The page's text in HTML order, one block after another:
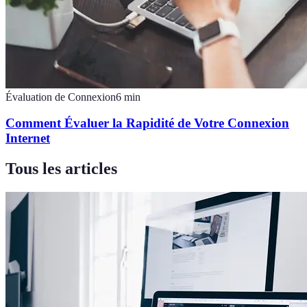
Évaluation de Connexion6 min
Comment Évaluer la Rapidité de Votre Connexion
Internet
Tous les articles